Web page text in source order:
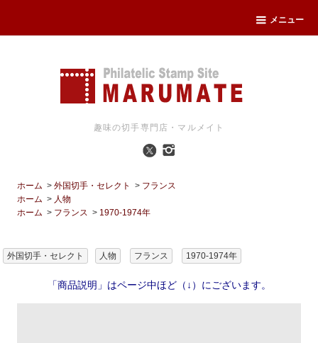
メニュー
趣味の切手専門店・マルメイト
ホーム >外国切手・セレクト > フランス
ホーム > 人物
ホーム > フランス > 1970-1974年
外国切手・セレクト 人物 フランス 1970-1974年
「商品説明」はページ中ほど（↓）にございます。